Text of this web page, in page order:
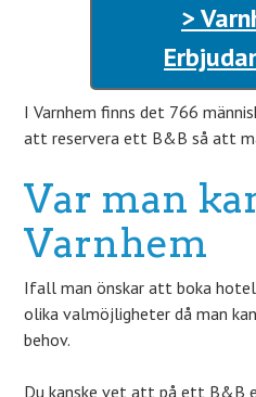
>
I Varnhem finns det 766
att reservera ett B&B så att
Var man
Varnhem
Ifall man önskar att boka hotel
olika valmöjligheter då man
behov.
Du kanske vet att på ett B&B